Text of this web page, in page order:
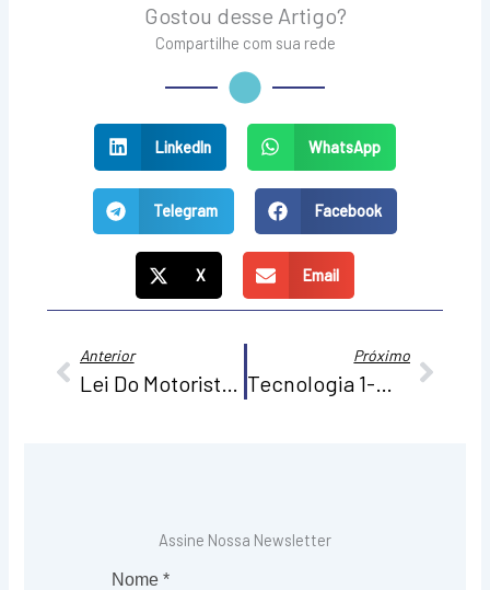
Gostou desse Artigo?
Compartilhe com sua rede
LinkedIn WhatsApp
Telegram Facebook
X Email
Anterior
Lei Do Motorista: Uma Oportunidade De Negócio Para Empresas De Telemetria
Próximo
Tecnologia 1-Wire: Dispositivos Utilizados Para Agregar Valor Ao Universo IoT
Assine Nossa Newsletter